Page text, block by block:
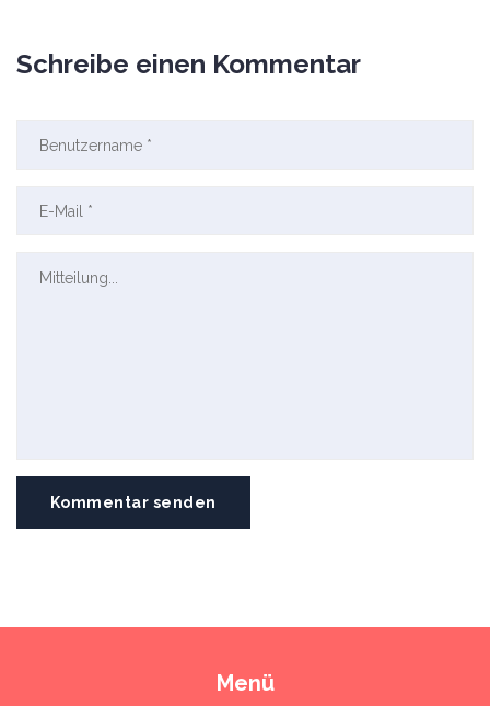
Schreibe einen Kommentar
Kommentar senden
Menü